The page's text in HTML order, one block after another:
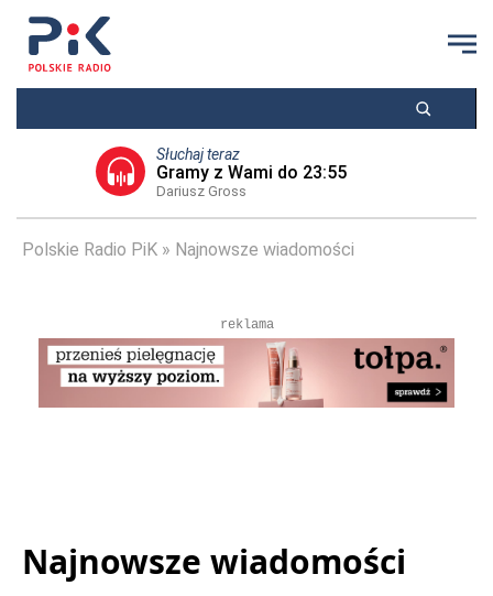
Słuchaj teraz
Gramy z Wami do 23:55
Dariusz Gross
Polskie Radio PiK Najnowsze wiadomości
reklama
Najnowsze wiadomości